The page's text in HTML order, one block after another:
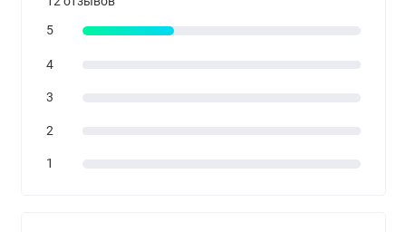
5
4
3
2
1